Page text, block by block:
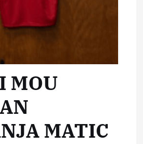
MOU
MATIC